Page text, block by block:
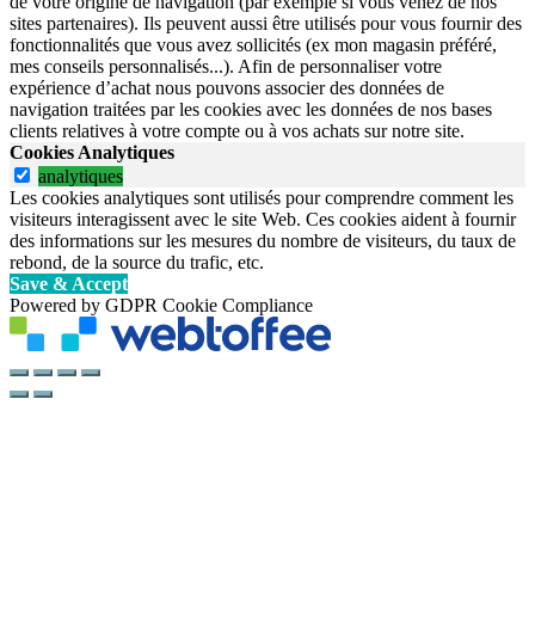
sites partenaires). Ils peuvent aussi être utilisés pour vous fournir des
fonctionnalités que vous avez sollicités (ex mon magasin préféré,
mes conseils personnalisés...). Afin de personnaliser votre
expérience d’achat nous pouvons associer des données de
navigation traitées par les cookies avec les données de nos bases
clients relatives à votre compte ou à vos achats sur notre site.
Cookies Analytiques
analytiques
Les cookies analytiques sont utilisés pour comprendre comment les
visiteurs interagissent avec le site Web. Ces cookies aident à fournir
des informations sur les mesures du nombre de visiteurs, du taux de
rebond, de la source du trafic, etc.
Save & Accept
Powered by GDPR Cookie Compliance